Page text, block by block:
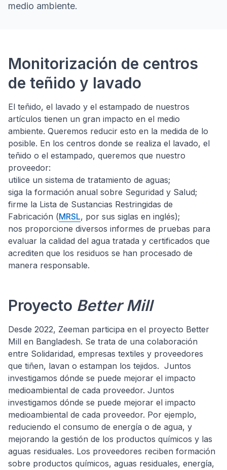
medio ambiente.
Nuestro impacto
Monitorización de centros
de teñido y lavado
El teñido, el lavado y el estampado de nuestros
artículos tienen un gran impacto en el medio
ambiente. Queremos reducir esto en la medida de lo
posible. En los centros donde se realiza el lavado, el
teñido o el estampado, queremos que nuestro
proveedor:
utilice un sistema de tratamiento de aguas;
siga la formación anual sobre Seguridad y Salud;
firme la Lista de Sustancias Restringidas de
Fabricación (MRSL, por sus siglas en inglés);
nos proporcione diversos informes de pruebas para
evaluar la calidad del agua tratada y certificados que
acrediten que los residuos se han procesado de
manera responsable.
Proyecto Better Mill
Desde 2022, Zeeman participa en el proyecto Better
Mill en Bangladesh. Se trata de una colaboración
entre Solidaridad, empresas textiles y proveedores
que tiñen, lavan o estampan los tejidos. Juntos
investigamos dónde se puede mejorar el impacto
medioambiental de cada proveedor. Juntos
investigamos dónde se puede mejorar el impacto
medioambiental de cada proveedor. Por ejemplo,
reduciendo el consumo de energía o de agua, y
mejorando la gestión de los productos químicos y las
aguas residuales. Los proveedores reciben formación
sobre productos químicos, aguas residuales, energía,